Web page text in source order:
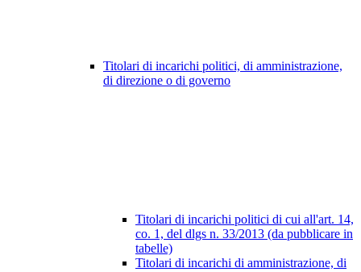
Titolari di incarichi politici, di amministrazione,
di direzione o di governo
Titolari di incarichi politici di cui all'art. 14,
co. 1, del dlgs n. 33/2013 (da pubblicare in
tabelle)
Titolari di incarichi di amministrazione, di